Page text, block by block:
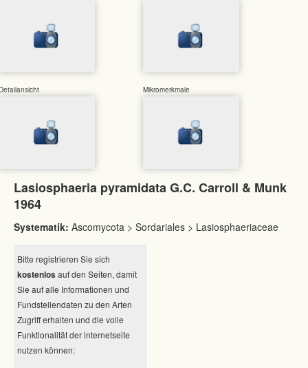
Mikromerkmale
Lasiosphaeria pyramidata G.C. Carroll & Munk
1964
Systematik: Ascomycota > Sordariales > Lasiosphaeriaceae
Bitte registrieren Sie sich
kostenlos auf den Seiten, damit
Sie auf alle Informationen und
Fundstellendaten zu den Arten
Zugriff erhalten und die volle
Funktionalität der internetseite
nutzen können: